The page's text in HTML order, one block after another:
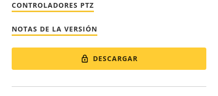
CONTROLADORES PTZ
NOTAS DE LA VERSIÓN
DESCARGAR